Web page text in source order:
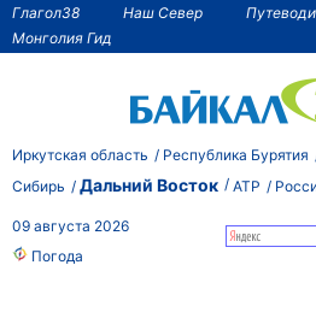
Глагол38 Наш Север
Монголия Гид
Иркутская область Республика Бурятия
Сибирь
Дальний Восток АТР
09 августа 2026
Погода